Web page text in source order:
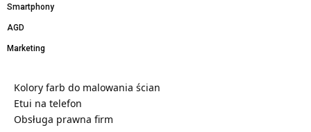
Smartphony
AGD
Marketing
Kolory farb do malowania ścian
Etui na telefon
Obsługa prawna firm